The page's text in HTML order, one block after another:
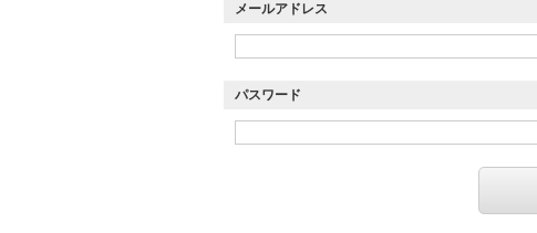
メールアドレス
パスワード